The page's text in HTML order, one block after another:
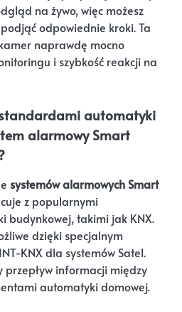
na żywo, więc możesz
odpowiednie kroki. Ta
naprawdę mocno
i szybkość reakcji na
automatyki
alarmowy Smart
systemów alarmowych Smart
z popularnymi
budynkowej, takimi jak KNX.
dzięki specjalnym
KNX dla systemów Satel.
przepływ informacji między
automatyki domowej.